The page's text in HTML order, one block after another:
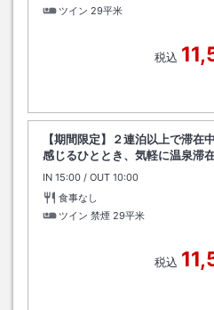
ツイン 29平米
税込
【期間限定】２連泊以上で滞在
感じるひととき、気軽に温泉滞在
IN チェックイン
15:00 / OUT チェックアウト
10:00
食事なし
ツイン 禁煙 29平米
税込